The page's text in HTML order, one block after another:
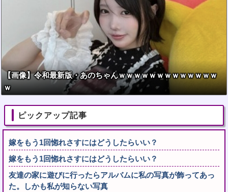
【画像】令和最新版・あのちゃんｗｗｗｗｗｗｗｗｗｗｗｗｗ
ｗ
ピックアップ記事
嫁をもう1回惚れさすにはどうしたらいい？
嫁をもう1回惚れさすにはどうしたらいい？
友達の家に遊びに行ったらアルバムに私の写真が飾ってあっ
た。しかも私が知らない写真